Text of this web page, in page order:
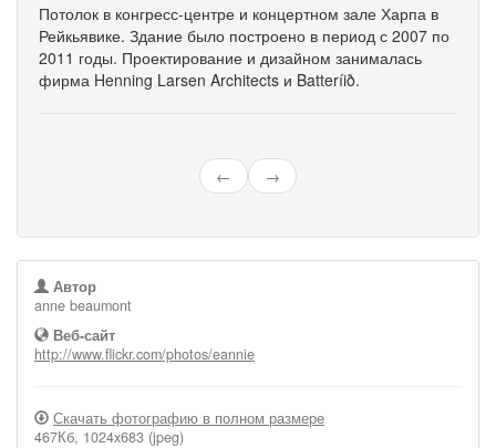
Потолок в конгресс-центре и концертном зале Харпа в
Рейкьявике. Здание было построено в период с 2007 по
2011 годы. Проектирование и дизайном занималась
фирма Henning Larsen Architects и Batteríið.
← →
Автор
anne beaumont
Веб-сайт
http://www.flickr.com/photos/eannie
Скачать фотографию в полном размере
467Кб, 1024x683 (jpeg)